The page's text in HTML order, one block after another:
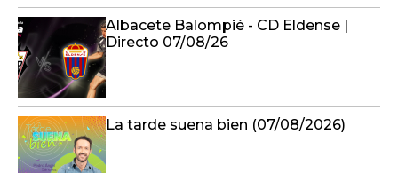
Albacete Balompié - CD Eldense |
Directo 07/08/26
La tarde suena bien (07/08/2026)